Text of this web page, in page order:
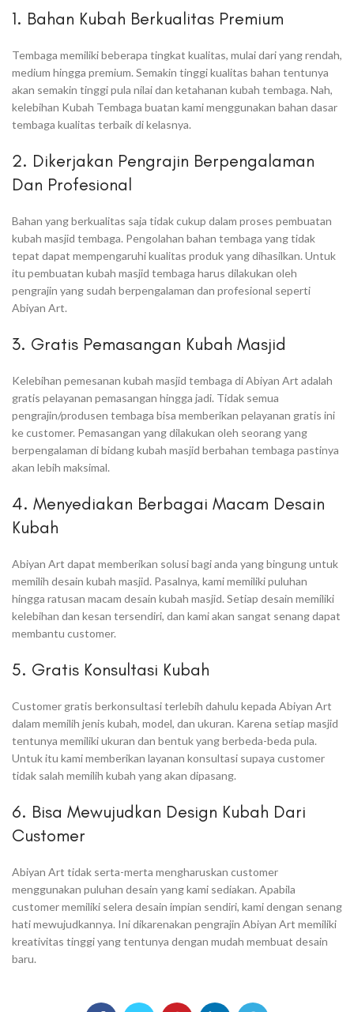
1. Bahan Kubah Berkualitas Premium
Tembaga memiliki beberapa tingkat kualitas, mulai dari yang rendah,
medium hingga premium. Semakin tinggi kualitas bahan tentunya
akan semakin tinggi pula nilai dan ketahanan kubah tembaga. Nah,
kelebihan Kubah Tembaga buatan kami menggunakan bahan dasar
tembaga kualitas terbaik di kelasnya.
2. Dikerjakan Pengrajin Berpengalaman
Dan Profesional
Bahan yang berkualitas saja tidak cukup dalam proses pembuatan
kubah masjid tembaga. Pengolahan bahan tembaga yang tidak
tepat dapat mempengaruhi kualitas produk yang dihasilkan. Untuk
itu pembuatan kubah masjid tembaga harus dilakukan oleh
pengrajin yang sudah berpengalaman dan profesional seperti
Abiyan Art.
3. Gratis Pemasangan Kubah Masjid
Kelebihan pemesanan kubah masjid tembaga di Abiyan Art adalah
gratis pelayanan pemasangan hingga jadi. Tidak semua
pengrajin/produsen tembaga bisa memberikan pelayanan gratis ini
ke customer. Pemasangan yang dilakukan oleh seorang yang
berpengalaman di bidang kubah masjid berbahan tembaga pastinya
akan lebih maksimal.
4. Menyediakan Berbagai Macam Desain
Kubah
Abiyan Art dapat memberikan solusi bagi anda yang bingung untuk
memilih desain kubah masjid. Pasalnya, kami memiliki puluhan
hingga ratusan macam desain kubah masjid. Setiap desain memiliki
kelebihan dan kesan tersendiri, dan kami akan sangat senang dapat
membantu customer.
5. Gratis Konsultasi Kubah
Customer gratis berkonsultasi terlebih dahulu kepada Abiyan Art
dalam memilih jenis kubah, model, dan ukuran. Karena setiap masjid
tentunya memiliki ukuran dan bentuk yang berbeda-beda pula.
Untuk itu kami memberikan layanan konsultasi supaya customer
tidak salah memilih kubah yang akan dipasang.
6. Bisa Mewujudkan Design Kubah Dari
Customer
Abiyan Art tidak serta-merta mengharuskan customer
menggunakan puluhan desain yang kami sediakan. Apabila
customer memiliki selera desain impian sendiri, kami dengan senang
hati mewujudkannya. Ini dikarenakan pengrajin Abiyan Art memiliki
kreativitas tinggi yang tentunya dengan mudah membuat desain
baru.